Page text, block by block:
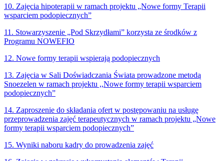
10. Zajęcia hipoterapii w ramach projektu „Nowe formy Terapii
wsparciem podopiecznych”
11. Stowarzyszenie „Pod Skrzydłami” korzysta ze środków z
Programu NOWEFIO
12. Nowe formy terapii wspierają podopiecznych
13. Zajęcia w Sali Doświadczania Świata prowadzone metodą
Snoezelen w ramach projektu ,,Nowe formy terapii wsparciem
podopiecznych”
14. Zaproszenie do składania ofert w postępowaniu na usługę
przeprowadzenia zajęć terapeutycznych w ramach projektu „Nowe
formy terapii wsparciem podopiecznych”
15. Wyniki naboru kadry do prowadzenia zajęć